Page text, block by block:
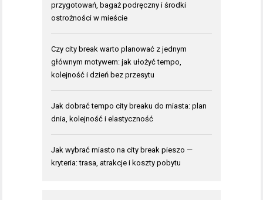
przygotowań, bagaż podręczny i środki
ostrożności w mieście
Czy city break warto planować z jednym
głównym motywem: jak ułożyć tempo,
kolejność i dzień bez przesytu
Jak dobrać tempo city breaku do miasta: plan
dnia, kolejność i elastyczność
Jak wybrać miasto na city break pieszo —
kryteria: trasa, atrakcje i koszty pobytu